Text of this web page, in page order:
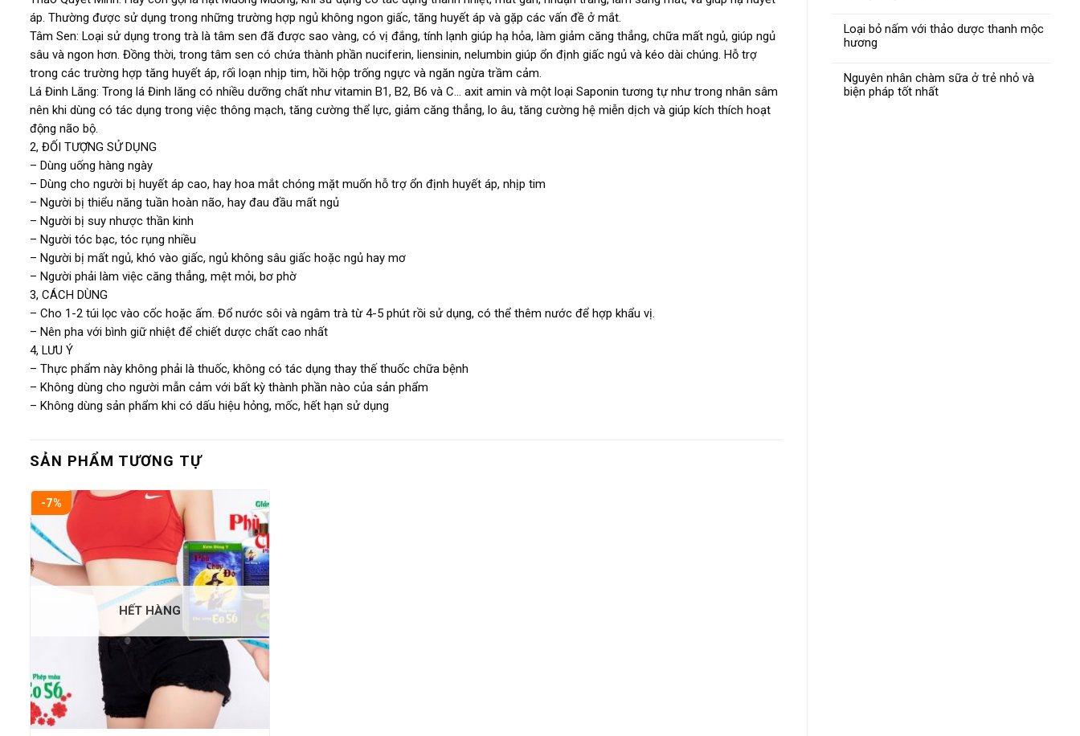
Loại bỏ nấm với thảo dược thanh mộc
hương
Nguyên nhân chàm sữa ở trẻ nhỏ và
biện pháp tốt nhất
áp. Thường được sử dụng trong những trường hợp ngủ không ngon giấc, tăng huyết áp và gặp các vấn đề ở mắt.
Tâm Sen: Loại sử dụng trong trà là tâm sen đã được sao vàng, có vị đắng, tính lạnh giúp hạ hỏa, làm giảm căng thẳng, chữa mất ngủ, giúp ngủ
sâu và ngon hơn. Đồng thời, trong tâm sen có chứa thành phần nuciferin, liensinin, nelumbin giúp ổn định giấc ngủ và kéo dài chúng. Hỗ trợ
trong các trường hợp tăng huyết áp, rối loạn nhịp tim, hồi hộp trống ngực và ngăn ngừa trầm cảm.
Lá Đinh Lăng: Trong lá Đinh lăng có nhiều dưỡng chất như vitamin B1, B2, B6 và C… axit amin và một loại Saponin tương tự như trong nhân sâm
nên khi dùng có tác dụng trong việc thông mạch, tăng cường thể lực, giảm căng thẳng, lo âu, tăng cường hệ miễn dịch và giúp kích thích hoạt
động não bộ.
2, ĐỐI TƯỢNG SỬ DỤNG
– Dùng uống hàng ngày
– Dùng cho người bị huyết áp cao, hay hoa mắt chóng mặt muốn hỗ trợ ổn định huyết áp, nhịp tim
– Người bị thiểu năng tuần hoàn não, hay đau đầu mất ngủ
– Người bị suy nhược thần kinh
– Người tóc bạc, tóc rụng nhiều
– Người bị mất ngủ, khó vào giấc, ngủ không sâu giấc hoặc ngủ hay mơ
– Người phải làm việc căng thẳng, mệt mỏi, bơ phờ
3, CÁCH DÙNG
– Cho 1-2 túi lọc vào cốc hoặc ấm. Đổ nước sôi và ngâm trà từ 4-5 phút rồi sử dụng, có thể thêm nước để hợp khẩu vị.
– Nên pha với bình giữ nhiệt để chiết dược chất cao nhất
4, LƯU Ý
– Thực phẩm này không phải là thuốc, không có tác dụng thay thế thuốc chữa bệnh
– Không dùng cho người mẫn cảm với bất kỳ thành phần nào của sản phẩm
– Không dùng sản phẩm khi có dấu hiệu hỏng, mốc, hết hạn sử dụng
SẢN PHẨM TƯƠNG TỰ
-7%
HẾT HÀNG